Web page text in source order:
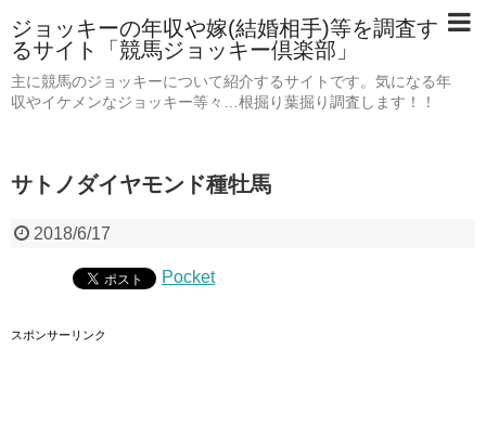
ジョッキーの年収や嫁(結婚相手)等を調査す
るサイト「競馬ジョッキー倶楽部」
主に競馬のジョッキーについて紹介するサイトです。気になる年
収やイケメンなジョッキー等々…根掘り葉掘り調査します！！
サトノダイヤモンド種牡馬
2018/6/17
Pocket
スポンサーリンク